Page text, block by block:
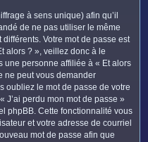
à sens unique) afin qu’il
de ne pas utiliser le même
Votre mot de passe est
alors ? », veillez donc à le
une personne affiliée à « Et alors
ne peut vous demander
oubliez le mot de passe de votre
J’ai perdu mon mot de passe »
phpBB. Cette fonctionnalité vous
et votre adresse de courriel
mot de passe afin que